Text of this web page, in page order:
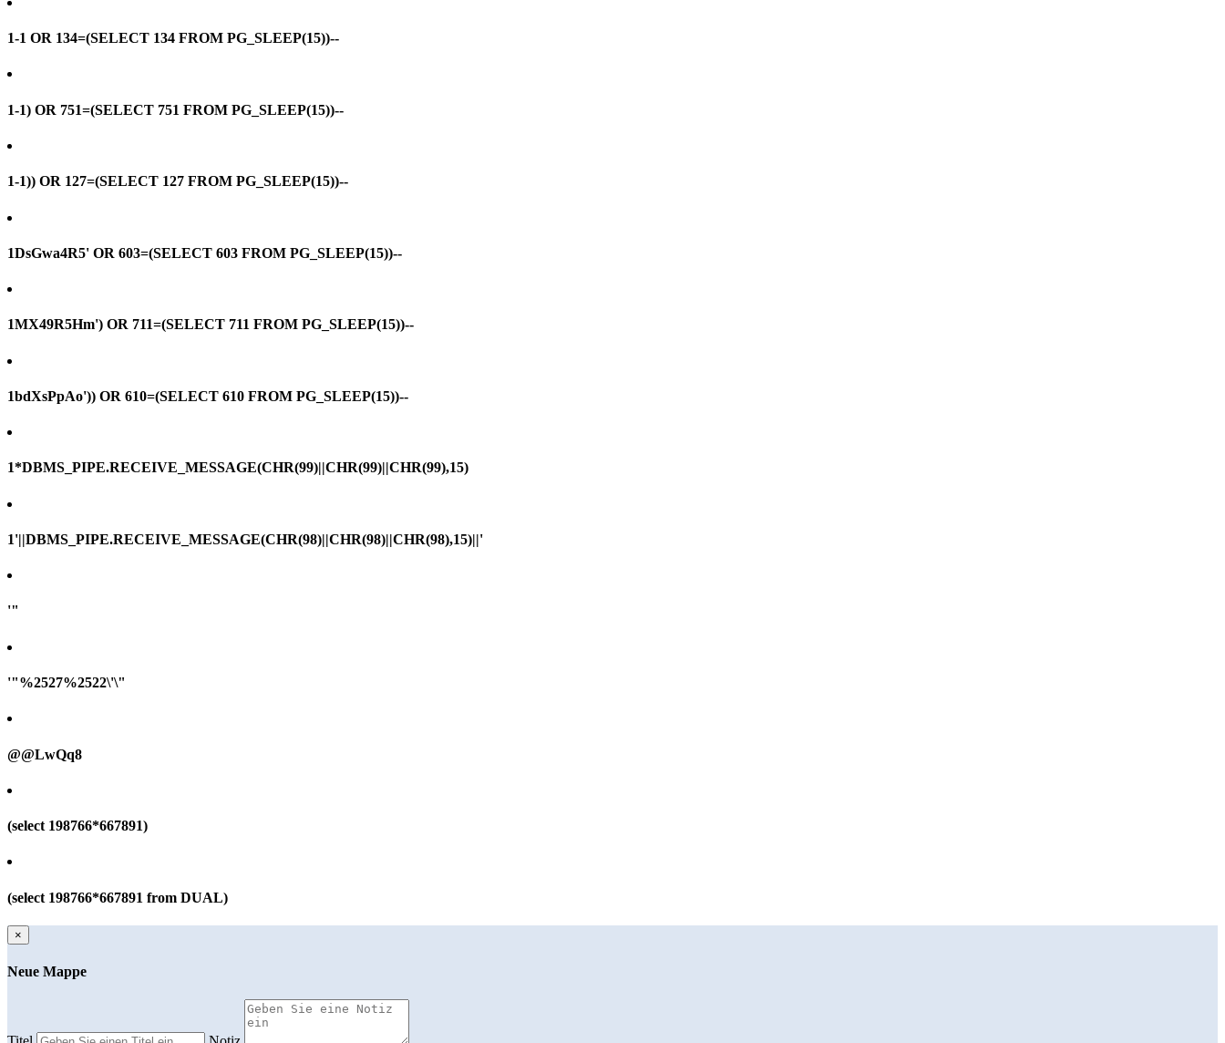
1-1 OR 134=(SELECT 134 FROM PG_SLEEP(15))--
1-1) OR 751=(SELECT 751 FROM PG_SLEEP(15))--
1-1)) OR 127=(SELECT 127 FROM PG_SLEEP(15))--
1DsGwa4R5' OR 603=(SELECT 603 FROM PG_SLEEP(15))--
1MX49R5Hm') OR 711=(SELECT 711 FROM PG_SLEEP(15))--
1bdXsPpAo')) OR 610=(SELECT 610 FROM PG_SLEEP(15))--
1*DBMS_PIPE.RECEIVE_MESSAGE(CHR(99)||CHR(99)||CHR(99),15)
1'||DBMS_PIPE.RECEIVE_MESSAGE(CHR(98)||CHR(98)||CHR(98),15)||'
'"
'"%2527%2522\'\"
@@LwQq8
(select 198766*667891)
(select 198766*667891 from DUAL)
×
Neue Mappe